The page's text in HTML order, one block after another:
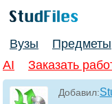
Вузы Предметы
AI
Заказать
Добавил: